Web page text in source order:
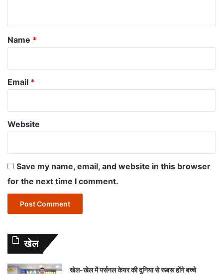
*
Name *
Email *
Website
Save my name, email, and website in this browser
for the next time I comment.
खेल
खेल-खेल में पर्सनल केयर की दुनिया से रूबरू होंगे बच्चे